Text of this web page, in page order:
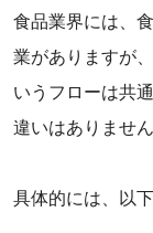
食品業界には、
業がありますが
いうフローは共
違いはありません
具体的には、以